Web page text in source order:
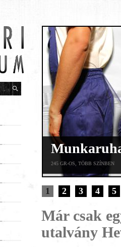
1 2 3 4 5
245 GR-OS, TÖBB SZÍNBEN
Már csak
utalvány